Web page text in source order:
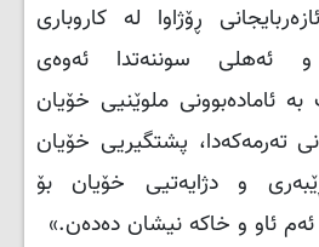
ڕۆژاوا لە کاروباری
و ئەهلی سوننەتدا ئەوەی
بە ئامادەبوونی ملوێنیی خۆیان
تەرمەکەدا، پشتگیریی خۆیان
و دژایەتیی خۆیان بۆ
ئەم ئاو و خاکە نیشان دەدەن.»